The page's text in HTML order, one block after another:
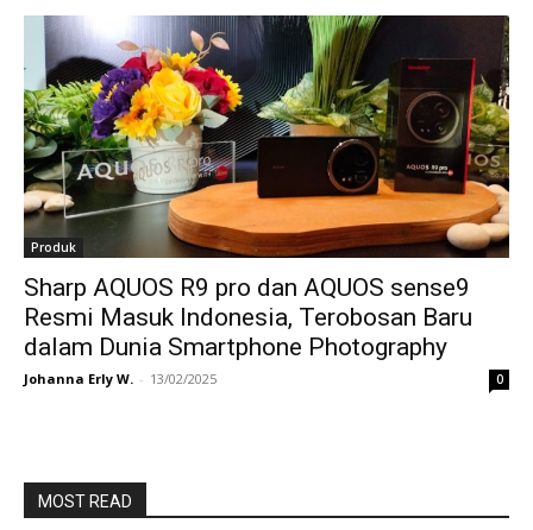
Produk
Sharp AQUOS R9 pro dan AQUOS sense9
Resmi Masuk Indonesia, Terobosan Baru
dalam Dunia Smartphone Photography
Johanna Erly W. - 13/02/2025 0
MOST READ